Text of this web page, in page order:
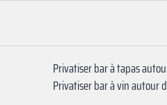
Privatiser bar à tapas
Privatiser bar à vin autour